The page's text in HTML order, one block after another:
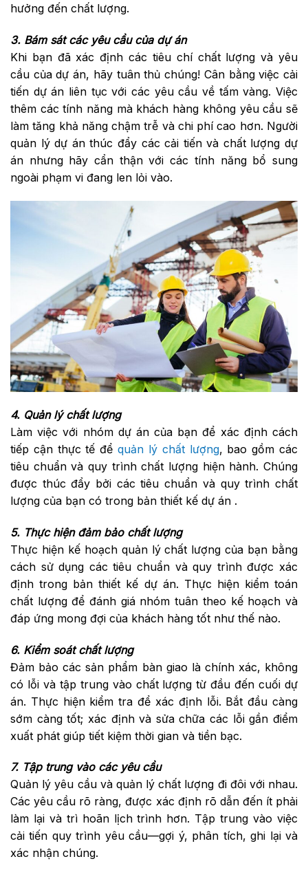
hưởng đến chất lượng.
3. Bám sát các yêu cầu của dự án
Khi bạn đã xác định các tiêu chí chất lượng và yêu
cầu của dự án, hãy tuân thủ chúng! Cân bằng việc cải
tiến dự án liên tục với các yêu cầu về tấm vàng. Việc
thêm các tính năng mà khách hàng không yêu cầu sẽ
làm tăng khả năng chậm trễ và chi phí cao hơn. Người
quản lý dự án thúc đẩy các cải tiến và chất lượng dự
án nhưng hãy cẩn thận với các tính năng bổ sung
ngoài phạm vi đang len lỏi vào.
4. Quản lý chất lượng
Làm việc với nhóm dự án của bạn để xác định cách
tiếp cận thực tế đểquản lý chất lượng, bao gồm các
tiêu chuẩn và quy trình chất lượng hiện hành. Chúng
được thúc đẩy bởi các tiêu chuẩn và quy trình chất
lượng của bạn có trong bản thiết kế dự án .
5. Thực hiện đảm bảo chất lượng
Thực hiện kế hoạch quản lý chất lượng của bạn bằng
cách sử dụng các tiêu chuẩn và quy trình được xác
định trong bản thiết kế dự án. Thực hiện kiểm toán
chất lượng để đánh giá nhóm tuân theo kế hoạch và
đáp ứng mong đợi của khách hàng tốt như thế nào.
6. Kiểm soát chất lượng
Đảm bảo các sản phẩm bàn giao là chính xác, không
có lỗi và tập trung vào chất lượng từ đầu đến cuối dự
án. Thực hiện kiểm tra để xác định lỗi. Bắt đầu càng
sớm càng tốt; xác định và sửa chữa các lỗi gần điểm
xuất phát giúp tiết kiệm thời gian và tiền bạc.
7. Tập trung vào các yêu cầu
Quản lý yêu cầu và quản lý chất lượng đi đôi với nhau.
Các yêu cầu rõ ràng, được xác định rõ dẫn đến ít phải
làm lại và trì hoãn lịch trình hơn. Tập trung vào việc
cải tiến quy trình yêu cầu—gợi ý, phân tích, ghi lại và
xác nhận chúng.